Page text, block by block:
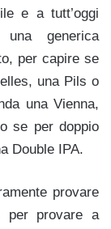
e a tutt’oggi
generica
per capire se
una Pils o
una Vienna,
se per doppio
Double IPA.
provare
per provare a